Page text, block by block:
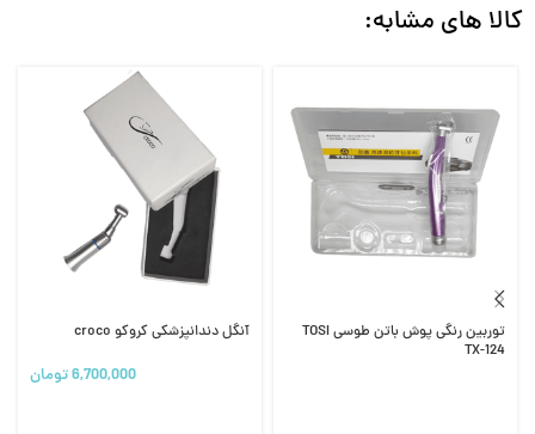
کالا های مشابه:
توربین رنگی پوش باتن طوسی TOSI
TX-124
آنگل دندانپزشکی کروکو croco
6,700,000تومان